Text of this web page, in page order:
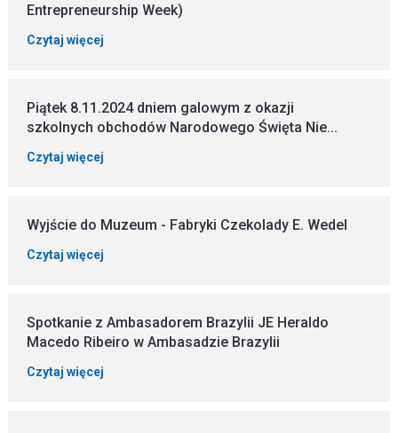
Entrepreneurship Week)
Czytaj więcej
Piątek 8.11.2024 dniem galowym z okazji
szkolnych obchodów Narodowego Święta Nie...
Czytaj więcej
Wyjście do Muzeum - Fabryki Czekolady E. Wedel
Czytaj więcej
Spotkanie z Ambasadorem Brazylii JE Heraldo
Macedo Ribeiro w Ambasadzie Brazylii
Czytaj więcej